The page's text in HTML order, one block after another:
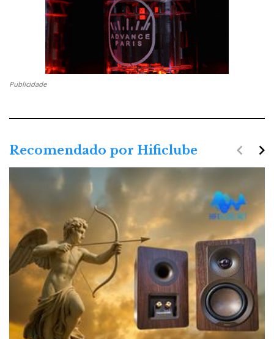
Publicidade
Recomendado por Hificlube navigate_next
navigate_before